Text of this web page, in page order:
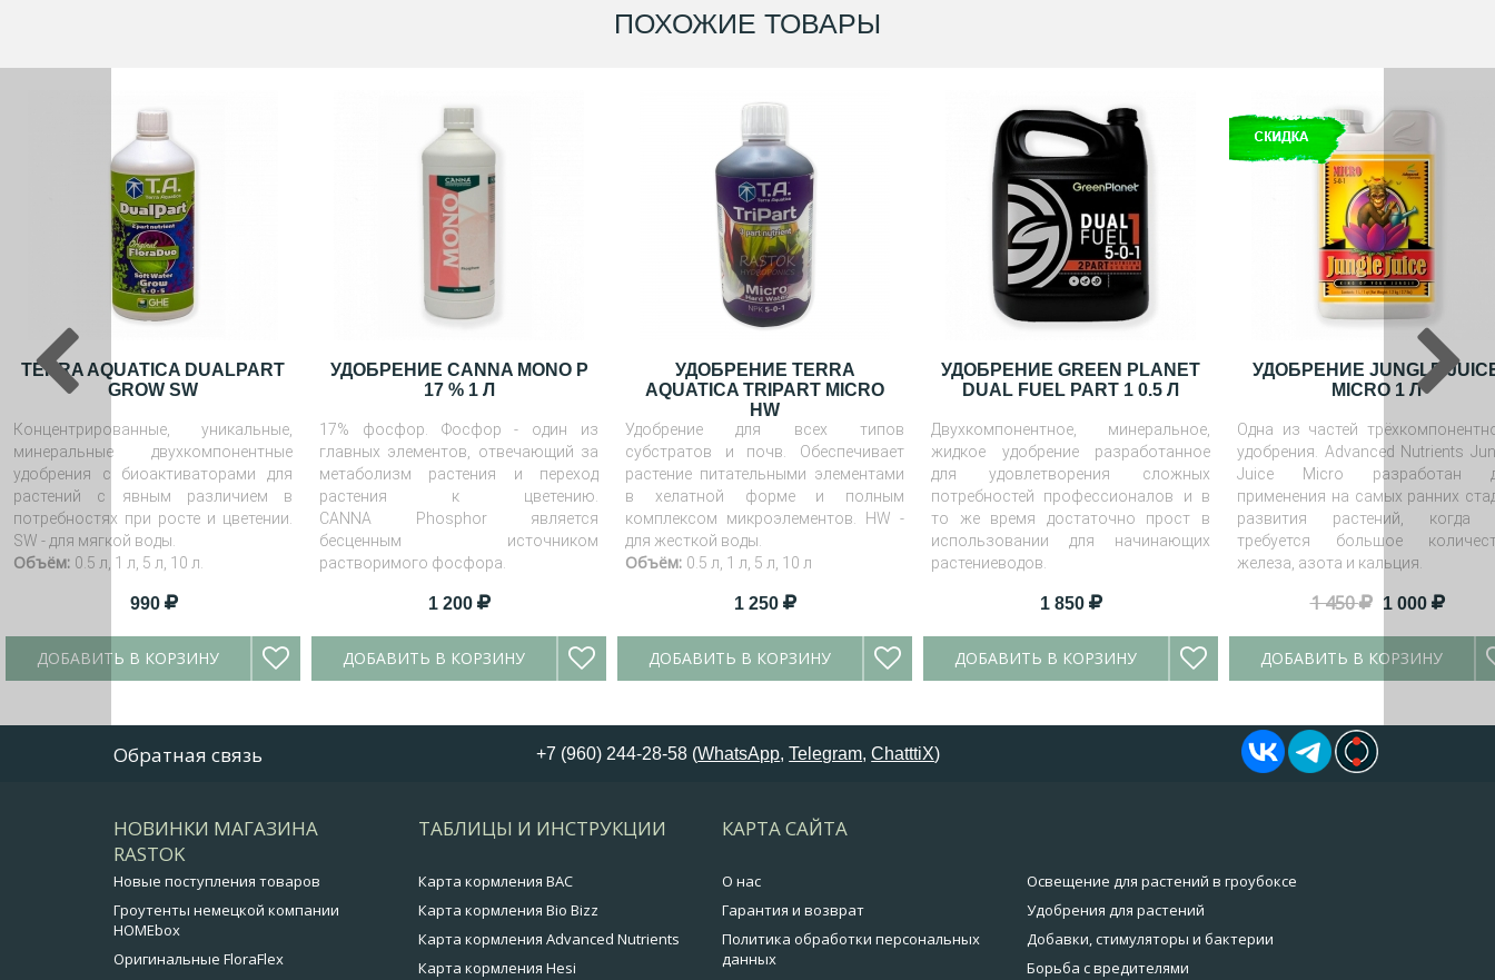
ПОХОЖИЕ ТОВАРЫ
TERRA AQUATICA DUALPART
GROW SW
Концентрированные, уникальные,
минеральные двухкомпонентные
удобрения с биоактиваторами для
растений с явным различием в
потребностях при росте и цветении.
SW - для мягкой воды.
Объём: 0.5 л, 1 л, 5 л, 10 л.
990
ДОБАВИТЬ В КОРЗИНУ
УДОБРЕНИЕ CANNA MONO P
17 % 1 Л
17% фосфор. Фосфор - один из
главных элементов, отвечающий за
метаболизм растения и переход
растения к цветению.
CANNA Phosphor является
бесценным источником
растворимого фосфора.
1 200
ДОБАВИТЬ В КОРЗИНУ
УДОБРЕНИЕ TERRA
AQUATICA TRIPART MICRO
HW
Удобрение для всех типов
субстратов и почв. Обеспечивает
растение питательными элементами
в хелатной форме и полным
комплексом микроэлементов. HW -
для жесткой воды.
Объём: 0.5 л, 1 л, 5 л, 10 л
1 250
ДОБАВИТЬ В КОРЗИНУ
УДОБРЕНИЕ GREEN PLANET
DUAL FUEL PART 1 0.5 Л
Двухкомпонентное, минеральное,
жидкое удобрение разработанное
для удовлетворения сложных
потребностей профессионалов и в
то же время достаточно прост в
использовании для начинающих
растениеводов.
1 850
ДОБАВИТЬ В КОРЗИНУ
УДОБРЕНИЕ JUNGLE
MICRO 1 Л
Одна из частей
удобрения. Advanced Nutrients
Juice Micro разработан
применения на самых ранних
развития растений, когда
требуется большое
железа, азота и кальция.
1 450 1 000
ДОБАВИТЬ В КОРЗИНУ
Обратная связь +7 (960) 244-28-58 (WhatsApp,Telegram,ChatttiX)
НОВИНКИ МАГАЗИНА
RASTOK
Новые поступления товаров
Гроутенты немецкой компании
HOMEbox
Оригинальные FloraFlex
ТАБЛИЦЫ И ИНСТРУКЦИИ
Карта кормления BAC
Карта кормления Bio Bizz
Карта кормления Advanced Nutrients
Карта кормления Hesi
КАРТА САЙТА
О нас
Гарантия и возврат
Политика обработки персональных
данных
Освещение для растений в гроубоксе
Удобрения для растений
Добавки, стимуляторы и бактерии
Борьба с вредителями